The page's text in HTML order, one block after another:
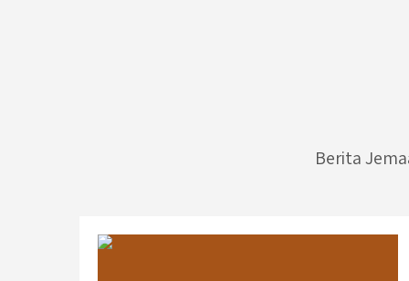
Berita